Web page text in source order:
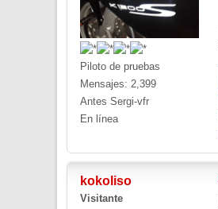
Piloto de pruebas
Mensajes: 2,399
Antes Sergi-vfr
En línea
kokoliso
Visitante